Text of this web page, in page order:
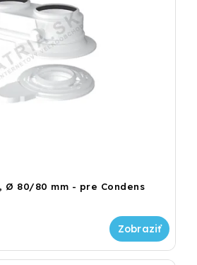
Ø 80/80 mm - pre Condens